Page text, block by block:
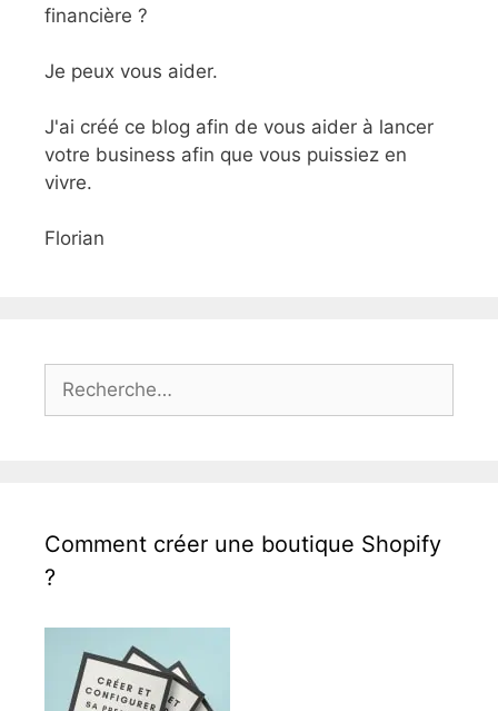
financière ?
Je peux vous aider.
J'ai créé ce blog afin de vous aider à lancer
votre business afin que vous puissiez en
vivre.
Florian
Comment créer une boutique Shopify
?